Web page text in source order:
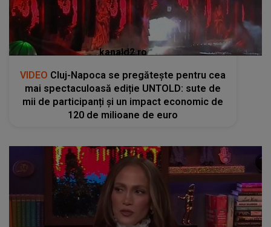
kanald2.ro
VIDEO Cluj-Napoca se pregătește pentru cea
mai spectaculoasă ediție UNTOLD: sute de
mii de participanți și un impact economic de
120 de milioane de euro